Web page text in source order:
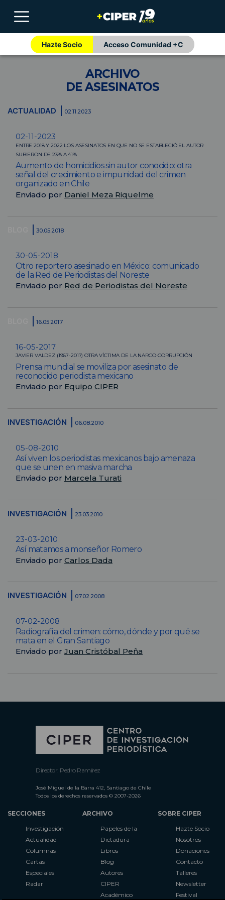
Hazte Socio Acceso Comunidad +C
ARCHIVO
DE ASESINATOS
ACTUALIDAD 02.11.2023
02-11-2023
ENTRE 2018 Y 2022 LOS ASESINATOS EN QUE NO SE ESTABLECIÓ EL AUTOR
SUBIERON DE 23% A 41%
Aumento de homicidios sin autor conocido: otra
señal del crecimiento e impunidad del crimen
organizado en Chile
Enviado por Daniel Meza Riquelme
30.05.2018
30-05-2018
Otro reportero asesinado en México: comunicado
de la Red de Periodistas del Noreste
Enviado por Red de Periodistas del Noreste
16.05.2017
16-05-2017
JAVIER VALDEZ (1967-2017) OTRA VÍCTIMA DE LA NARCO-CORRUPCIÓN
Prensa mundial se moviliza por asesinato de
reconocido periodista mexicano
Enviado por Equipo CIPER
INVESTIGACIÓN 06.08.2010
05-08-2010
Así viven los periodistas mexicanos bajo amenaza
que se unen en masiva marcha
Enviado por Marcela Turati
INVESTIGACIÓN 23.03.2010
23-03-2010
Así matamos a monseñor Romero
Enviado por Carlos Dada
INVESTIGACIÓN 07.02.2008
07-02-2008
Radiografía del crimen: cómo, dónde y por qué se
mata en el Gran Santiago
Enviado por Juan Cristóbal Peña
Director: Pedro Ramírez
José Miguel de la Barra 412, Santiago de Chile
Todos los derechos reservados © 2007-2026
SECCIONES
Investigación
Actualidad
Columnas
Cartas
Especiales
Radar
ARCHIVO
Papeles de la
Dictadura
Libros
Blog
Autores
CIPER
Académico
SOBRE CIPER
Hazte Socio
Nosotros
Donaciones
Contacto
Talleres
Newsletter
Festival